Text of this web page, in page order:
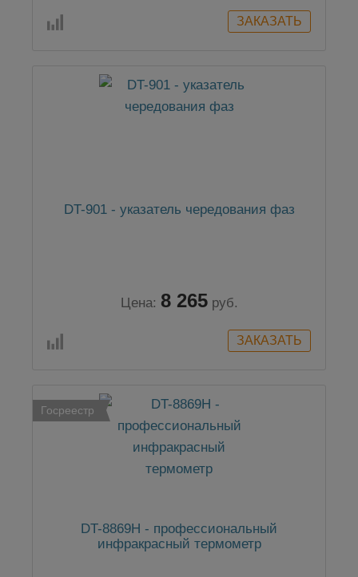
DT-901 - указатель чередования фаз
Цена: 8 265 руб.
Госреестр
DT-8869H - профессиональный
инфракрасный термометр